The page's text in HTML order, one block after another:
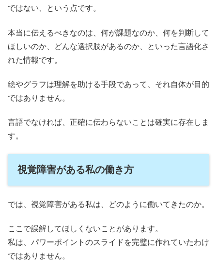
ではない、という点です。
本当に伝えるべきなのは、何が課題なのか、何を判断して
ほしいのか、どんな選択肢があるのか、といった言語化さ
れた情報です。
絵やグラフは理解を助ける手段であって、それ自体が目的
ではありません。
言語でなければ、正確に伝わらないことは確実に存在しま
す。
視覚障害がある私の働き方
では、視覚障害がある私は、どのように働いてきたのか。
ここで誤解してほしくないことがあります。
私は、パワーポイントのスライドを完璧に作れていたわけ
ではありません。